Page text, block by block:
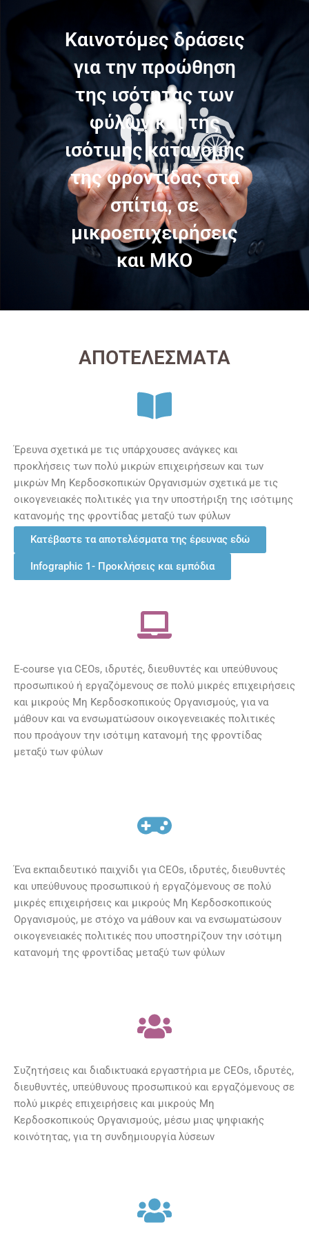
Καινοτόμες δράσεις
για την προώθηση
της ισότητας των
φύλων και της
ισότιμης κατανομής
της φροντίδας στα
σπίτια, σε
μικροεπιχειρήσεις
και ΜΚΟ
ΑΠΟΤΕΛΕΣΜΑΤΑ
Έρευνα σχετικά με τις υπάρχουσες ανάγκες και
προκλήσεις των πολύ μικρών επιχειρήσεων και των
μικρών Μη Κερδοσκοπικών Οργανισμών σχετικά με τις
οικογενειακές πολιτικές για την υποστήριξη της ισότιμης
κατανομής της φροντίδας μεταξύ των φύλων
Κατέβαστε τα αποτελέσματα της έρευνας εδώ
Infographic 1- Προκλήσεις και εμπόδια
E-course για CEOs, ιδρυτές, διευθυντές και υπεύθυνους
προσωπικού ή εργαζόμενους σε πολύ μικρές επιχειρήσεις
και μικρούς Μη Κερδοσκοπικούς Οργανισμούς, για να
μάθουν και να ενσωματώσουν οικογενειακές πολιτικές
που προάγουν την ισότιμη κατανομή της φροντίδας
μεταξύ των φύλων
Ένα εκπαιδευτικό παιχνίδι για CEOs, ιδρυτές, διευθυντές
και υπεύθυνους προσωπικού ή εργαζόμενους σε πολύ
μικρές επιχειρήσεις και μικρούς Μη Κερδοσκοπικούς
Οργανισμούς, με στόχο να μάθουν και να ενσωματώσουν
οικογενειακές πολιτικές που υποστηρίζουν την ισότιμη
κατανομή της φροντίδας μεταξύ των φύλων
Συζητήσεις και διαδικτυακά εργαστήρια με CEOs, ιδρυτές,
διευθυντές, υπεύθυνους προσωπικού και εργαζόμενους σε
πολύ μικρές επιχειρήσεις και μικρούς Μη
Κερδοσκοπικούς Οργανισμούς, μέσω μιας ψηφιακής
κοινότητας, για τη συνδημιουργία λύσεων